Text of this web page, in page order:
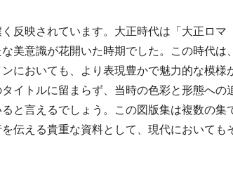
反映されています。大正時代は「大正ロマ
美意識が花開いた時期でした。この時代は、
においても、より表現豊かで魅力的な模様
イトルに留まらず、当時の色彩と形態への
と言えるでしょう。この図版集は複数の集
伝える貴重な資料として、現代においても